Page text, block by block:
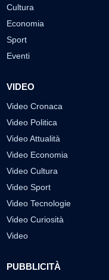
Cultura
Economia
Sport
Eventi
VIDEO
Video Cronaca
Video Politica
Video Attualità
Video Economia
Video Cultura
Video Sport
Video Tecnologie
Video Curiosità
Video
PUBBLICITÀ